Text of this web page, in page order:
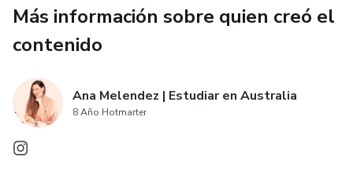
Más información sobre quien creó el
contenido
Ana Melendez | Estudiar en Australia
8 Año Hotmarter